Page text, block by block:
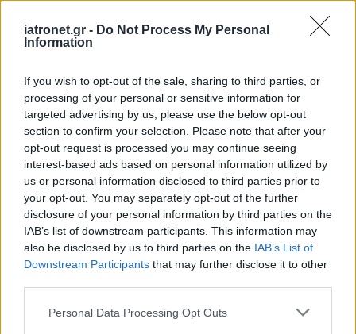
iatronet.gr - Do Not Process My Personal
Information
If you wish to opt-out of the sale, sharing to third parties, or
processing of your personal or sensitive information for
targeted advertising by us, please use the below opt-out
section to confirm your selection. Please note that after your
opt-out request is processed you may continue seeing
interest-based ads based on personal information utilized by
us or personal information disclosed to third parties prior to
your opt-out. You may separately opt-out of the further
disclosure of your personal information by third parties on the
IAB’s list of downstream participants. This information may
also be disclosed by us to third parties on the IAB’s List of
Downstream Participants that may further disclose it to other
Please note that this website/app uses one or more Google
Personal Data Processing Opt Outs
Παιδική παχυσαρκία,Παχυσαρκία
shares
ΔΙΑΒΑΣΤΕ ΑΚΟΜΑ
Η σχέση του σωματικού
βάρους γονέων -
παιδιών είναι κυρίως
γενετική [μελέτη]